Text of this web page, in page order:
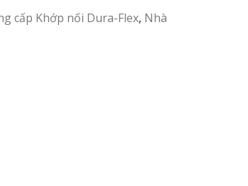
cấp Khớp nối Dura-Flex, Nhà